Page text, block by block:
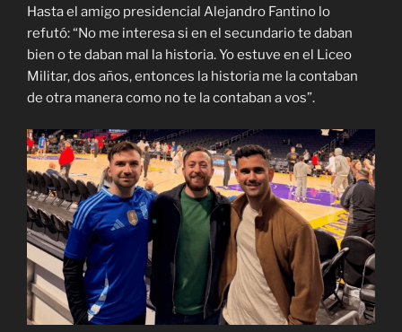
Hasta el amigo presidencial Alejandro Fantino lo
refutó: “No me interesa si en el secundario te daban
bien o te daban mal la historia. Yo estuve en el Liceo
Militar, dos años, entonces la historia me la contaban
de otra manera como no te la contaban a vos”.